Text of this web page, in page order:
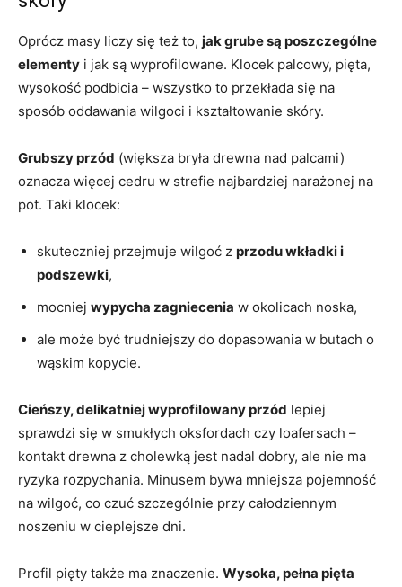
Oprócz masy liczy się też to, jak grube są poszczególne
elementy i jak są wyprofilowane. Klocek palcowy, pięta,
wysokość podbicia – wszystko to przekłada się na
sposób oddawania wilgoci i kształtowanie skóry.
Grubszy przód (większa bryła drewna nad palcami)
oznacza więcej cedru w strefie najbardziej narażonej na
pot. Taki klocek:
skuteczniej przejmuje wilgoć z przodu wkładki i
podszewki,
mocniej wypycha zagniecenia w okolicach noska,
ale może być trudniejszy do dopasowania w butach o
wąskim kopycie.
Cieńszy, delikatniej wyprofilowany przód lepiej
sprawdzi się w smukłych oksfordach czy loafersach –
kontakt drewna z cholewką jest nadal dobry, ale nie ma
ryzyka rozpychania. Minusem bywa mniejsza pojemność
na wilgoć, co czuć szczególnie przy całodziennym
noszeniu w cieplejsze dni.
Profil pięty także ma znaczenie. Wysoka, pełna pięta